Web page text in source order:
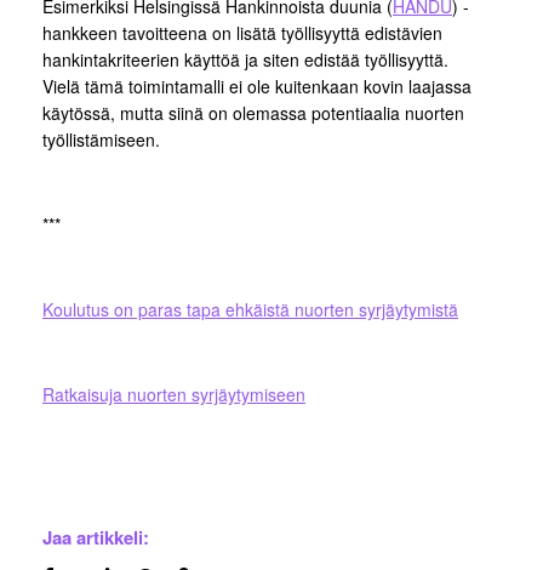
Esimerkiksi Helsingissä Hankinnoista duunia (HANDU) -
hankkeen tavoitteena on lisätä työllisyyttä edistävien
hankintakriteerien käyttöä ja siten edistää työllisyyttä.
Vielä tämä toimintamalli ei ole kuitenkaan kovin laajassa
käytössä, mutta siinä on olemassa potentiaalia nuorten
työllistämiseen.
***
Koulutus on paras tapa ehkäistä nuorten syrjäytymistä
Ratkaisuja nuorten syrjäytymiseen
Jaa artikkeli: